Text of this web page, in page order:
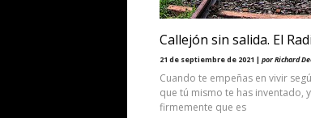
Callejón sin salida. El
21 de septiembre de 2021 | por Richard
Cuando te empeñas en vivir
que tú mismo te has inventado,
firmemente que es